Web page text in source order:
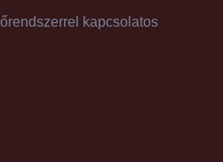
kapcsolatos